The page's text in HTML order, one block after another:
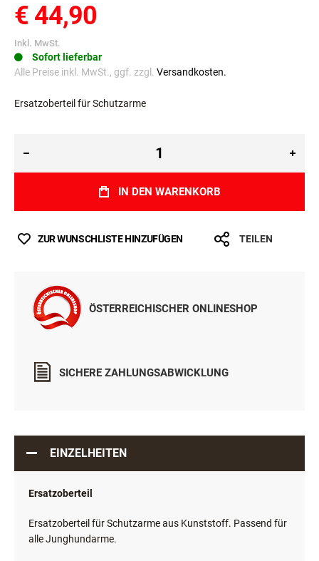
€ 44,90
Inkl. MwSt.
Sofort lieferbar
Alle Preise inkl. MwSt., ggf. zzgl. Versandkosten.
Ersatzoberteil für Schutzarme
IN DEN WARENKORB
ZUR WUNSCHLISTE HINZUFÜGEN TEILEN
ÖSTERREICHISCHER ONLINESHOP
SICHERE ZAHLUNGSABWICKLUNG
EINZELHEITEN
Ersatzoberteil
Ersatzoberteil für Schutzarme aus Kunststoff. Passend für
alle Junghundarme.